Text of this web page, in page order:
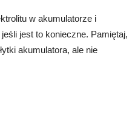
w akumulatorze i
jest to konieczne. Pamiętaj,
akumulatora, ale nie